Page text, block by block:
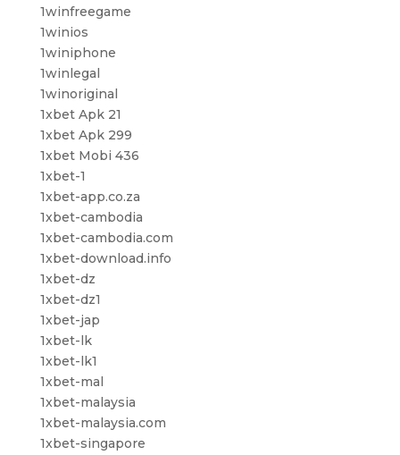
1winfreegame
1winios
1winiphone
1winlegal
1winoriginal
1xbet Apk 21
1xbet Apk 299
1xbet Mobi 436
1xbet-1
1xbet-app.co.za
1xbet-cambodia
1xbet-cambodia.com
1xbet-download.info
1xbet-dz
1xbet-dz1
1xbet-jap
1xbet-lk
1xbet-lk1
1xbet-mal
1xbet-malaysia
1xbet-malaysia.com
1xbet-singapore